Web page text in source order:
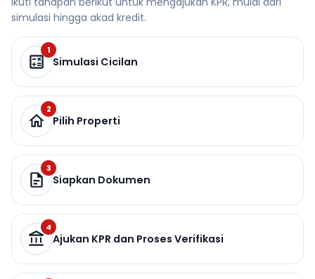
simulasi hingga akad kredit.
1
Simulasi Cicilan
2
Pilih Properti
3
Siapkan Dokumen
4
Ajukan KPR dan Proses Verifikasi